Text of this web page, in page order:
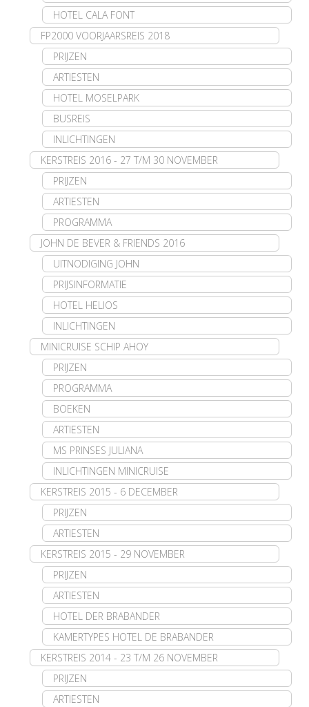
HOTEL CALA FONT
FP2000 VOORJAARSREIS 2018
PRIJZEN
ARTIESTEN
HOTEL MOSELPARK
BUSREIS
INLICHTINGEN
KERSTREIS 2016 - 27 T/M 30 NOVEMBER
PRIJZEN
ARTIESTEN
PROGRAMMA
JOHN DE BEVER & FRIENDS 2016
UITNODIGING JOHN
PRIJSINFORMATIE
HOTEL HELIOS
INLICHTINGEN
MINICRUISE SCHIP AHOY
PRIJZEN
PROGRAMMA
BOEKEN
ARTIESTEN
MS PRINSES JULIANA
INLICHTINGEN MINICRUISE
KERSTREIS 2015 - 6 DECEMBER
PRIJZEN
ARTIESTEN
KERSTREIS 2015 - 29 NOVEMBER
PRIJZEN
ARTIESTEN
HOTEL DER BRABANDER
KAMERTYPES HOTEL DE BRABANDER
KERSTREIS 2014 - 23 T/M 26 NOVEMBER
PRIJZEN
ARTIESTEN